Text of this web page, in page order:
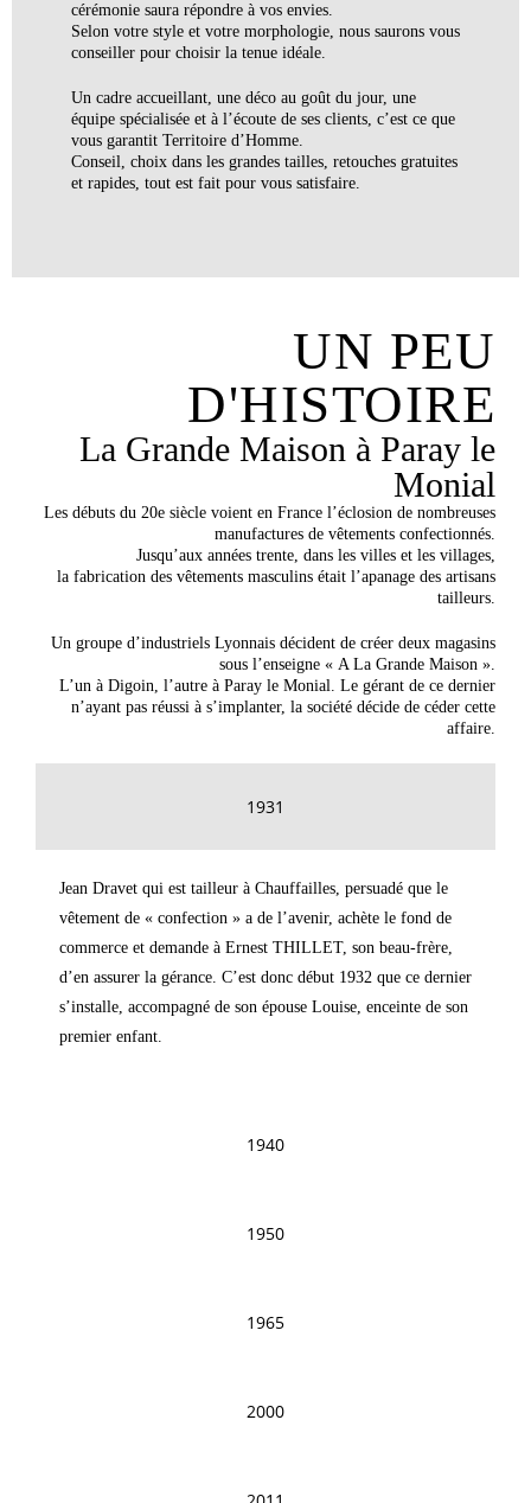
cérémonie saura répondre à vos envies.
Selon votre style et votre morphologie, nous saurons vous
conseiller pour choisir la tenue idéale.
Un cadre accueillant, une déco au goût du jour, une
équipe spécialisée et à l’écoute de ses clients, c’est ce que
vous garantit Territoire d’Homme.
Conseil, choix dans les grandes tailles, retouches gratuites
et rapides, tout est fait pour vous satisfaire.
UN PEU
D'HISTOIRE
La Grande Maison à Paray le
Monial
Les débuts du 20e siècle voient en France l’éclosion de nombreuses
manufactures de vêtements confectionnés.
Jusqu’aux années trente, dans les villes et les villages,
la fabrication des vêtements masculins était l’apanage des artisans
tailleurs.
Un groupe d’industriels Lyonnais décident de créer deux magasins
sous l’enseigne « A La Grande Maison ».
L’un à Digoin, l’autre à Paray le Monial. Le gérant de ce dernier
n’ayant pas réussi à s’implanter, la société décide de céder cette
affaire.
1931
1940
1950
1965
2000
Jean Dravet qui est tailleur à Chauffailles, persuadé que le
vêtement de « confection » a de l’avenir, achète le fond de
commerce et demande à Ernest THILLET, son beau-frère,
d’en assurer la gérance. C’est donc début 1932 que ce dernier
s’installe, accompagné de son épouse Louise, enceinte de son
premier enfant.